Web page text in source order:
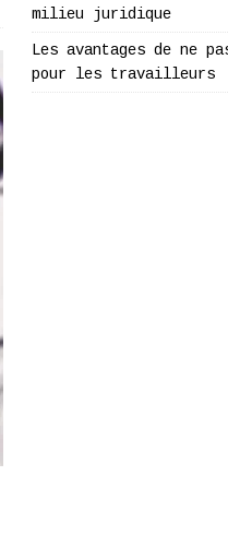
milieu juridique
Les avantages de ne
pour les travailleurs